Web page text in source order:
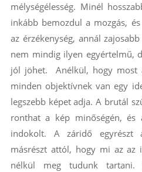
mélységélesség. Minél
inkább bemozdul a mozgás,
az érzékenység, annál
nem mindig ilyen egyértelmű,
jól jöhet. Anélkül, hogy most
minden objektívnek van egy
legszebb képet adja. A brutál
ronthat a kép minőségén,
indokolt. A záridő
másrészt attól, hogy mi az az
nélkül meg tudunk tartani.